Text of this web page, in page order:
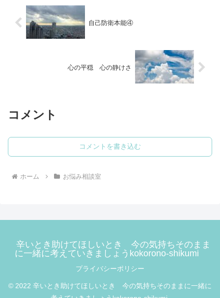
自己防衛本能④
心の平穏 心の静けさ
コメント
コメントを書き込む
ホーム お悩み相談室
辛いとき助けてほしいとき 今の気持ちそのまま
に一緒に考えていきましょうkokorono-shikumi
プライバシーポリシー
© 2022 辛いとき助けてほしいとき 今の気持ちそのままに一緒に